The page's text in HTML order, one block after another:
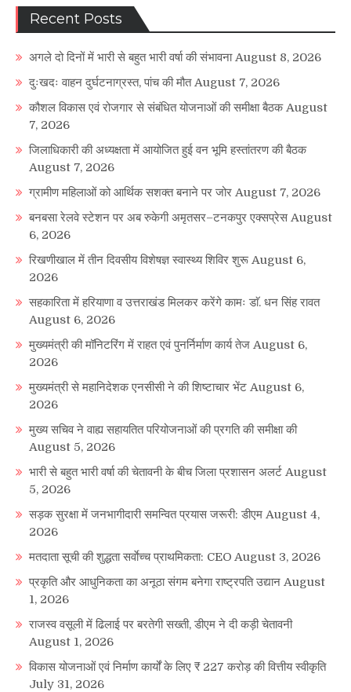
Recent Posts
अगले दो दिनों में भारी से बहुत भारी वर्षा की संभावना August 8, 2026
दुःखदः वाहन दुर्घटनाग्रस्त, पांच की मौत August 7, 2026
कौशल विकास एवं रोजगार से संबंधित योजनाओं की समीक्षा बैठक August
7, 2026
जिलाधिकारी की अध्यक्षता में आयोजित हुई वन भूमि हस्तांतरण की बैठक
August 7, 2026
ग्रामीण महिलाओं को आर्थिक सशक्त बनाने पर जोर August 7, 2026
बनबसा रेलवे स्टेशन पर अब रुकेगी अमृतसर–टनकपुर एक्सप्रेस August
6, 2026
रिखणीखाल में तीन दिवसीय विशेषज्ञ स्वास्थ्य शिविर शुरू August 6,
2026
सहकारिता में हरियाणा व उत्तराखंड मिलकर करेंगे कामः डाॅ. धन सिंह रावत
August 6, 2026
मुख्यमंत्री की मॉनिटरिंग में राहत एवं पुनर्निर्माण कार्य तेज August 6,
2026
मुख्यमंत्री से महानिदेशक एनसीसी ने की शिष्टाचार भेंट August 6,
2026
मुख्य सचिव ने वाह्य सहायतित परियोजनाओं की प्रगति की समीक्षा की
August 5, 2026
भारी से बहुत भारी वर्षा की चेतावनी के बीच जिला प्रशासन अलर्ट August
5, 2026
सड़क सुरक्षा में जनभागीदारी समन्वित प्रयास जरूरी: डीएम August 4,
2026
मतदाता सूची की शुद्धता सर्वाेच्च प्राथमिकता: CEO August 3, 2026
प्रकृति और आधुनिकता का अनूठा संगम बनेगा राष्ट्रपति उद्यान August
1, 2026
राजस्व वसूली में ढिलाई पर बरतेगी सख्ती, डीएम ने दी कड़ी चेतावनी
August 1, 2026
विकास योजनाओं एवं निर्माण कार्यों के लिए ₹ 227 करोड़ की वित्तीय स्वीकृति
July 31, 2026